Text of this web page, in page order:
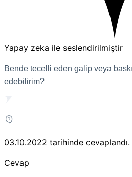
Yapay zeka ile seslendirilmiştir
Bende tecelli eden galip veya
edebilirim?
03.10.2022 tarihinde cevaplandı.
Cevap